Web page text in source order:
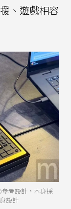
、遊戲相容
考設計，本身採
設計